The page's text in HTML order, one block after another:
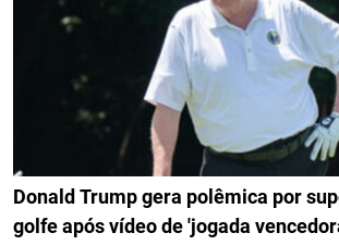
Donald Trump gera polêmica por
golfe após vídeo de 'jogada